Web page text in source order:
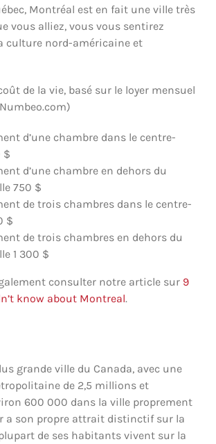
Montréal est en fait une ville très
vous alliez, vous vous sentirez
culture nord-américaine et
de la vie, basé sur le loyer mensuel
d’une chambre dans le centre-
$
d’une chambre en dehors du
750 $
de trois chambres dans le centre-
$
de trois chambres en dehors du
1 300 $
consulter notre article sur 9
know about Montreal.
grande ville du Canada, avec une
de 2,5 millions et
600 000 dans la ville proprement
a son propre attrait distinctif sur la
de ses habitants vivent sur la